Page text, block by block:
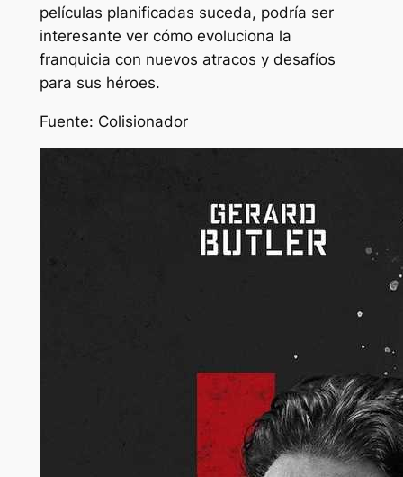
películas planificadas suceda, podría ser
interesante ver cómo evoluciona la
franquicia con nuevos atracos y desafíos
para sus héroes.
Fuente: Colisionador